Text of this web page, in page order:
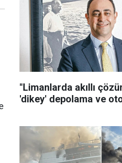
"Limanlarda akıllı
'dikey' depolama ve